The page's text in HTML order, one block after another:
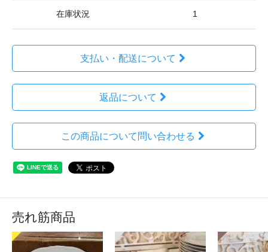
在庫状況 1
支払い・配送について
返品について
この商品について問い合わせる
売れ筋商品